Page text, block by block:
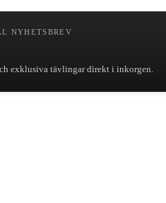
NYHETSBREV
exklusiva tävlingar direkt i inkorgen.